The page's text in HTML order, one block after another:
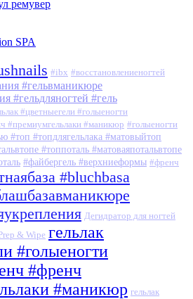
ремувер
SPA
#ibx #восстановлениеногтей
#гельвманикюре
#гельдляногтей #гель
#цветныегели #голыеногти
#премиумгельлаки #маникюр #голыеногти
#топ #топдлягельлака #матовыйтоп
#топпоталь #матоваяпотальвтопе
#файбергель #верхниеформы #френч
#bluchbasa
Дегидратор для ногтей
& Wipe гельлак
#голыеногти
#френч
#маникюр гельлак